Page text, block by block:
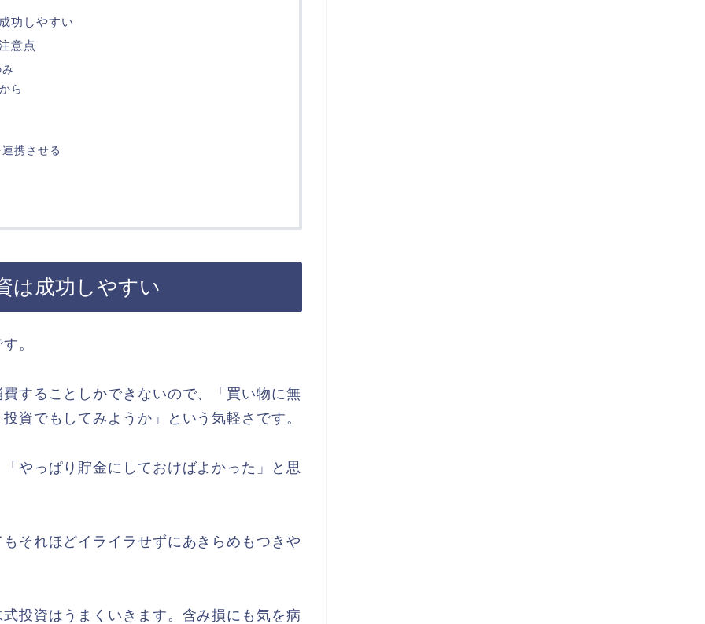
功しやすい
意点
ら
携させる
は成功しやすい
。
することしかできないので、「買い物に無
資でもしてみようか」という気軽さです。
やっぱり貯金にしておけばよかった」と思
それほどイライラせずにあきらめもつきや
投資はうまくいきます。含み損にも気を病